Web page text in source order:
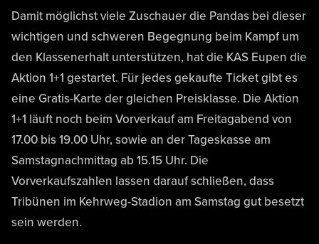
Damit möglichst viele Zuschauer die Pandas bei dieser
wichtigen und schweren Begegnung beim Kampf um
den Klassenerhalt unterstützen, hat die KAS Eupen die
Aktion 1+1 gestartet. Für jedes gekaufte Ticket gibt es
eine Gratis-Karte der gleichen Preisklasse. Die Aktion
1+1 läuft noch beim Vorverkauf am Freitagabend von
17.00 bis 19.00 Uhr, sowie an der Tageskasse am
Samstagnachmittag ab 15.15 Uhr. Die
Vorverkaufszahlen lassen darauf schließen, dass
Tribünen im Kehrweg-Stadion am Samstag gut besetzt
sein werden.